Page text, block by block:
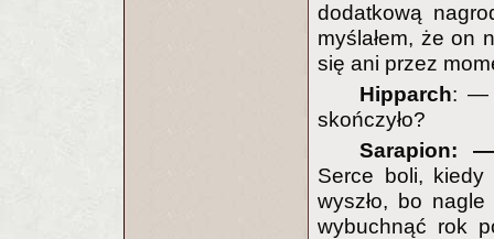
dodatkową
myślałem, że on
się ani przez
Hipparch:
skończyło?
Sarapion:
Serce boli,
wyszło, bo
wybuchnąć rok